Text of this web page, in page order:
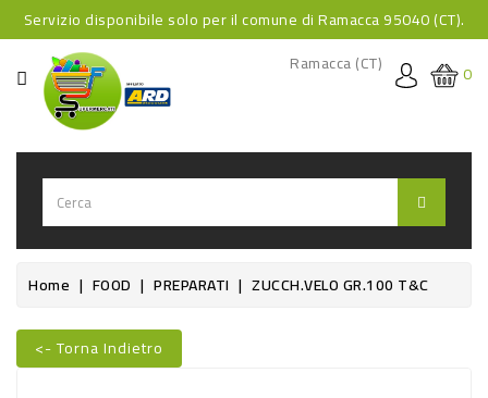
Servizio disponibile solo per il comune di Ramacca 95040 (CT).
CATEGORIA
HOME
BEVANDE
BEVANDE
ANALCOLICHE
BEVANDE
0
Ramacca (CT)
Home FOOD PREPARATI ZUCCH.VELO GR.100 T&C
<- Torna Indietro